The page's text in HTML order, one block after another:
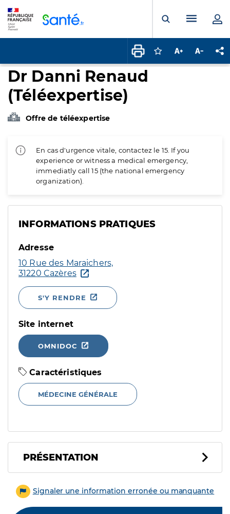
Ouvrir laMenu
Connectez-vous
Augmenter la
Dr Danni Renaud
(Téléexpertise)
Offre de téléexpertise
En cas d'urgence vitale, contactez le 15. If you
experience or witness a medical emergency,
immediatly call 15 (the national emergency
organization).
INFORMATIONS PRATIQUES
Adresse
10 Rue des Maraichers,
31220 Cazères
S'Y RENDRE
Site internet
OMNIDOC
Caractéristiques
MÉDECINE GÉNÉRALE
PRÉSENTATION
Signaler une information erronée ou manquante